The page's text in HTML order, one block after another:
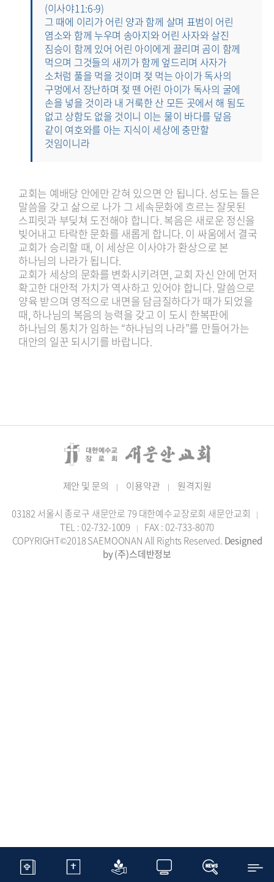
(이사야11:6-9)
그 때에 이리가 어린 양과 함께 살며 표범이 어린
염소와 함께 누우며 송아지와 어린 사자와 살진
짐승이 함께 있어 어린 아이에게 끌리며 곰이 함께
먹으며 그것들의 새끼가 함께 엎드리며 사자가
소처럼 풀을 먹을 것이며 젖 먹는 아이가 독사의
구멍에서 장난하며 젖 뗀 어린 아이가 독사의 굴에
손을 넣을 것이라 내 거룩한 산 모든 곳에서 해 됨도
없고 상함도 없을 것이니 이는 물이 바다를 덮음
같이 여호와를 아는 지식이 세상에 충만할
것임이니라
교회는 예배당 안에만 갇혀 있으면 안 됩니다. 성도는 들은
말씀을 갖고 삶으로 나가 그 세속문화에 흐르는 잘못된
스피릿과 부딪쳐 도전해야 합니다. 복음은 새로운 정신을
빚어내고 타락한 문화를 새롭게 합니다. 이 싸움에서 결국
교회가 승리할 때, 이 세상은 이사야가 환상으로 본
하나님의 나라가 됩니다.
교회가 세상의 문화를 변화시키려면, 교회 자신 안에 먼저
확고한 대안적 가치가 역사하고 있어야 합니다. 말씀으로
양육 받으며 영적으로 내면을 담금질하다가 때가 되었을
때, 하나님의 복음의 능력을 갖고 이 도시 한복판에
하나님의 통치가 임하는 “하나님의 나라”를 만들어가는
대안의 일꾼 되시기를 바랍니다.
제안 및 문의 | 이용약관 | 원격지원
03182 서울시 종로구 새문안로 79 대한예수교장로회 새문안교회 |
TEL : 02-732-1009 |
FAX : 02-733-8070
COPYRIGHT©2018 SAEMOONAN All Rights Reserved. Designed
by (주)스데반정보